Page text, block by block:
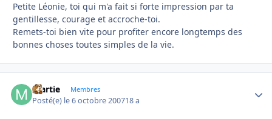
Petite Léonie, toi qui m'a fait si forte impression par ta
gentillesse, courage et accroche-toi.
Remets-toi bien vite pour profiter encore longtemps des
bonnes choses toutes simples de la vie.
martie Membres
Posté(e) le 6 octobre 200718 a